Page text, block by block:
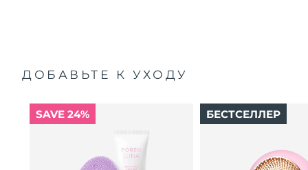
ДОБАВЬТЕ К УХОДУ
SAVE 24% БЕСТСЕЛЛЕР